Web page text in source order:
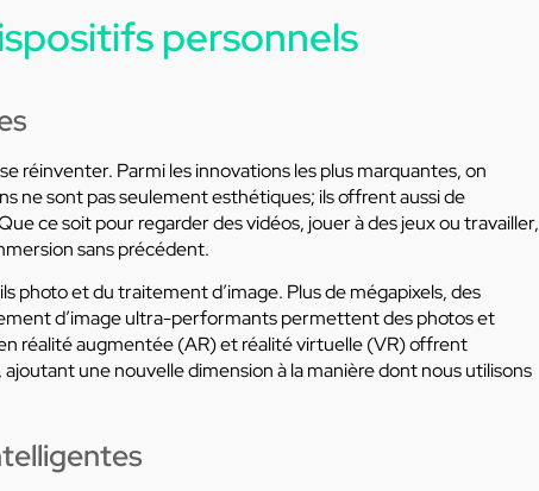
personnels
réinventer. Parmi les innovations les plus marquantes, on
ne sont pas seulement esthétiques; ils offrent aussi de
ce soit pour regarder des vidéos, jouer à des jeux ou travailler,
sans précédent.
photo et du traitement d’image. Plus de mégapixels, des
d’image ultra-performants permettent des photos et
réalité augmentée (AR) et réalité virtuelle (VR) offrent
une nouvelle dimension à la manière dont nous utilisons